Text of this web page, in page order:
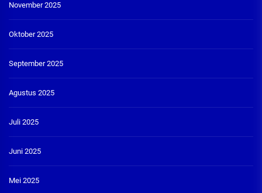
November 2025
Oktober 2025
September 2025
Agustus 2025
Juli 2025
Juni 2025
Mei 2025